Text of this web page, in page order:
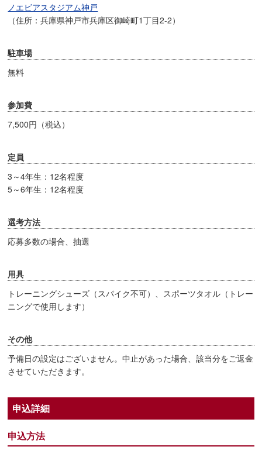
ノエビアスタジアム神戸
（住所：兵庫県神戸市兵庫区御崎町1丁目2-2）
駐車場
無料
参加費
7,500円（税込）
定員
3～4年生：12名程度
5～6年生：12名程度
選考方法
応募多数の場合、抽選
用具
トレーニングシューズ（スパイク不可）、スポーツタオル（トレー
ニングで使用します）
その他
予備日の設定はございません。中止があった場合、該当分をご返金
させていただきます。
申込詳細
申込方法